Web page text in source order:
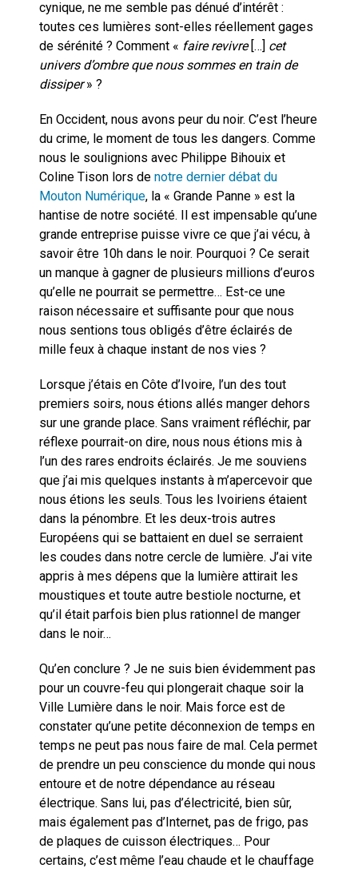
cynique, ne me semble pas dénué d’intérêt :
toutes ces lumières sont-elles réellement gages
de sérénité ? Comment « faire revivre […] cet
univers d’ombre que nous sommes en train de
dissiper» ?
En Occident, nous avons peur du noir. C’est l’heure
du crime, le moment de tous les dangers. Comme
nous le soulignions avec Philippe Bihouix et
Coline Tison lors de notre dernier débat du
Mouton Numérique, la « Grande Panne » est la
hantise de notre société. Il est impensable qu’une
grande entreprise puisse vivre ce que j’ai vécu, à
savoir être 10h dans le noir. Pourquoi ? Ce serait
un manque à gagner de plusieurs millions d’euros
qu’elle ne pourrait se permettre… Est-ce une
raison nécessaire et suffisante pour que nous
nous sentions tous obligés d’être éclairés de
mille feux à chaque instant de nos vies ?
Lorsque j’étais en Côte d’Ivoire, l’un des tout
premiers soirs, nous étions allés manger dehors
sur une grande place. Sans vraiment réfléchir, par
réflexe pourrait-on dire, nous nous étions mis à
l’un des rares endroits éclairés. Je me souviens
que j’ai mis quelques instants à m’apercevoir que
nous étions les seuls. Tous les Ivoiriens étaient
dans la pénombre. Et les deux-trois autres
Européens qui se battaient en duel se serraient
les coudes dans notre cercle de lumière. J’ai vite
appris à mes dépens que la lumière attirait les
moustiques et toute autre bestiole nocturne, et
qu’il était parfois bien plus rationnel de manger
dans le noir…
Qu’en conclure ? Je ne suis bien évidemment pas
pour un couvre-feu qui plongerait chaque soir la
Ville Lumière dans le noir. Mais force est de
constater qu’une petite déconnexion de temps en
temps ne peut pas nous faire de mal. Cela permet
de prendre un peu conscience du monde qui nous
entoure et de notre dépendance au réseau
électrique. Sans lui, pas d’électricité, bien sûr,
mais également pas d’Internet, pas de frigo, pas
de plaques de cuisson électriques… Pour
certains, c’est même l’eau chaude et le chauffage